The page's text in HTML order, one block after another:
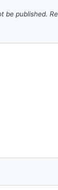
be published.